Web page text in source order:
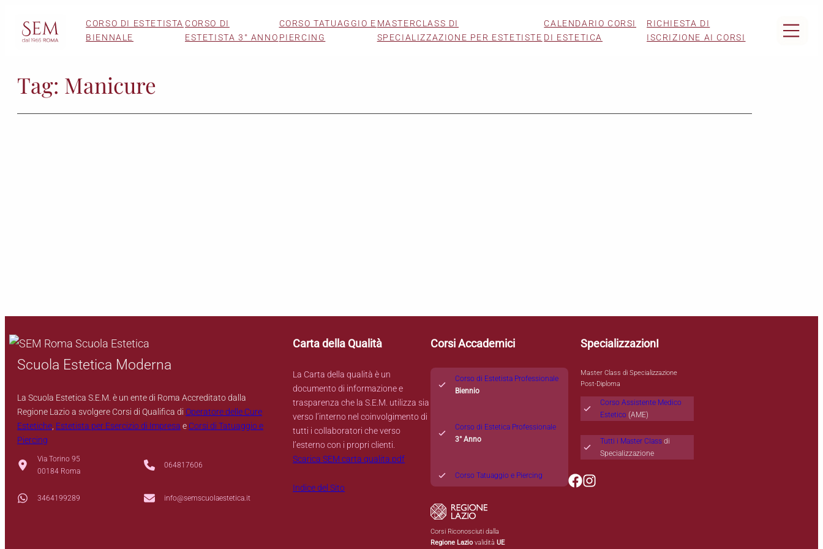
CORSO DI ESTETISTA
BIENNALE
CORSO DI
ESTETISTA 3° ANNO
CORSO TATUAGGIO E
PIERCING
MASTERCLASS DI
SPECIALIZZAZIONE PER ESTETISTE
CALENDARIO CORSI
DI ESTETICA
RICHIESTA DI
ISCRIZIONE AI CORSI
Tag: Manicure
Scuola Estetica Moderna
La Scuola Estetica S.E.M. è un ente di Roma Accreditato dalla
Regione Lazio a svolgere Corsi di Qualifica di Operatore delle Cure
Estetiche, Estetista per Esercizio di Impresa e Corsi di Tatuaggio e
Piercing
Via Torino 95
00184 Roma
064817606
3464199289 info@semscuolaestetica.it
Carta della Qualità
La Carta della qualità è un
documento di informazione e
trasparenza che la S.E.M. utilizza sia
verso l’interno nel coinvolgimento di
tutti i collaboratori che verso
l’esterno con i propri clienti.
Scarica SEM carta qualita.pdf
Indice del Sito
Corsi Accademici
Corso di Estetista Professionale
Biennio
Corso di Estetica Professionale
3° Anno
Corso Tatuaggio e Piercing
Corsi Riconosciuti dalla
Regione LaziovaliditàUE
SpecializzazionI
Master Class di Specializzazione
Post-Diploma
Corso Assistente Medico
Estetico (AME)
Tutti i Master Class di
Specializzazione